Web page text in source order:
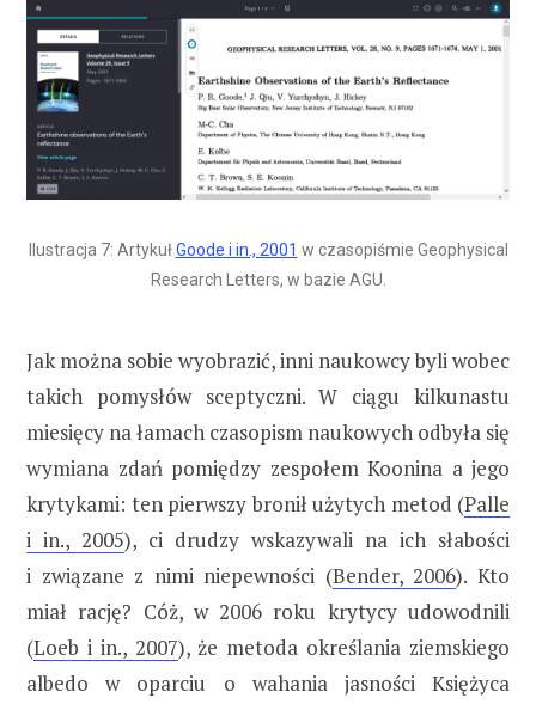
Ilustracja 7: ArtykułGoode i in., 2001 w czasopiśmie Geophysical
Research Letters, w bazie AGU.
Jak można sobie wyobrazić, inni naukowcy byli wobec
takich pomysłów sceptyczni. W ciągu kilkunastu
miesięcy na łamach czasopism naukowych odbyła się
wymiana zdań pomiędzy zespołem Koonina a jego
krytykami: ten pierwszy bronił użytych metod (Palle
i in., 2005), ci drudzy wskazywali na ich słabości
i związane z nimi niepewności (Bender, 2006). Kto
miał rację? Cóż, w 2006 roku krytycy udowodnili
(Loeb i in., 2007), że metoda określania ziemskiego
albedo w oparciu o wahania jasności Księżyca